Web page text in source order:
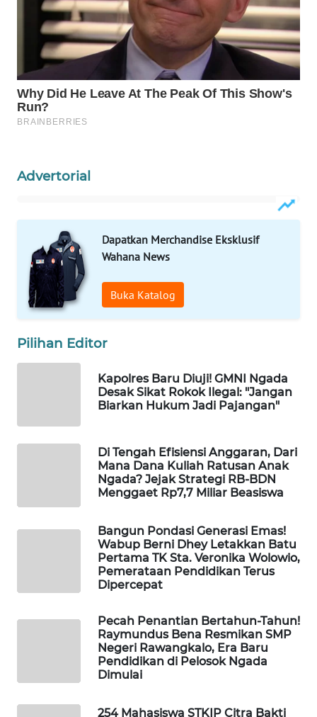
Advertorial
Dapatkan Merchandise Eksklusif
Wahana News
Buka Katalog
Pilihan Editor
Kapolres Baru Diuji! GMNI Ngada
Desak Sikat Rokok Ilegal: "Jangan
Biarkan Hukum Jadi Pajangan"
Di Tengah Efisiensi Anggaran, Dari
Mana Dana Kuliah Ratusan Anak
Ngada? Jejak Strategi RB-BDN
Menggaet Rp7,7 Miliar Beasiswa
Bangun Pondasi Generasi Emas!
Wabup Berni Dhey Letakkan Batu
Pertama TK Sta. Veronika Wolowio,
Pemerataan Pendidikan Terus
Dipercepat
Pecah Penantian Bertahun-Tahun!
Raymundus Bena Resmikan SMP
Negeri Rawangkalo, Era Baru
Pendidikan di Pelosok Ngada
Dimulai
254 Mahasiswa STKIP Citra Bakti
WAHANA
ADVOKAT
INFRASTRUKTUR
WAHANA
WAHANA
WAHANA
TRAVEL
WAHANA
TV
WAHANANEWS
ID
SPORT
WAHANA
WAHANA